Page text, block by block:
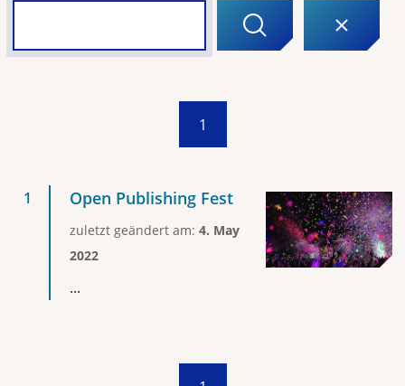
1
Open Publishing Fest
zuletzt geändert am: 4. May
2022
...